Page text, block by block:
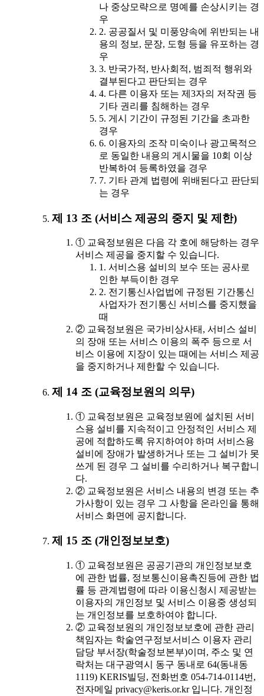
나 중상모략으로 명예를 손상시키는 경
우
2. 공공질서 및 미풍양속에 위반되는 내
용의 정보, 문장, 도형 등을 유포하는 경
우
3. 반국가적, 반사회적, 범죄적 행위와
결부된다고 판단되는 경우
4. 다른 이용자 또는 제3자의 저작권 등
기타 권리를 침해하는 경우
5. 게시 기간이 규정된 기간을 초과한
경우
6. 이용자의 조작 미숙이나 광고목적으
로 동일한 내용의 게시물을 10회 이상
반복하여 등록하였을 경우
7. 기타 관계 법령에 위배된다고 판단되
는 경우
제 13 조 (서비스 제공의 중지 및 제한)
① 교육정보원은 다음 각 호에 해당하는 경우
서비스 제공을 중지할 수 있습니다.
1. 서비스용 설비의 보수 또는 공사로
인한 부득이한 경우
2. 전기통신사업법에 규정된 기간통신
사업자가 전기통신 서비스를 중지했을
때
② 교육정보원은 국가비상사태, 서비스 설비
의 장애 또는 서비스 이용의 폭주 등으로 서
비스 이용에 지장이 있는 때에는 서비스 제공
을 중지하거나 제한할 수 있습니다.
제 14 조 (교육정보원의 의무)
① 교육정보원은 교육정보원에 설치된 서비
스용 설비를 지속적이고 안정적인 서비스 제
공에 적합하도록 유지하여야 하며 서비스용
설비에 장애가 발생하거나 또는 그 설비가 못
쓰게 된 경우 그 설비를 수리하거나 복구합니
다.
② 교육정보원은 서비스 내용의 변경 또는 추
가사항이 있는 경우 그 사항을 온라인을 통해
서비스 화면에 공지합니다.
제 15 조 (개인정보보호)
① 교육정보원은 공공기관의 개인정보보호
에 관한 법률, 정보통신이용촉진등에 관한 법
률 등 관계법령에 따라 이용신청시 제공받는
이용자의 개인정보 및 서비스 이용중 생성되
는 개인정보를 보호하여야 합니다.
② 교육정보원의 개인정보보호에 관한 관리
책임자는 학술연구정보서비스 이용자 관리
담당 부서장(학술정보본부)이며, 주소 및 연
락처는 대구광역시 동구 동내로 64(동내동
1119) KERIS빌딩, 전화번호 054-714-0114번,
전자메일 privacy@keris.or.kr 입니다. 개인정